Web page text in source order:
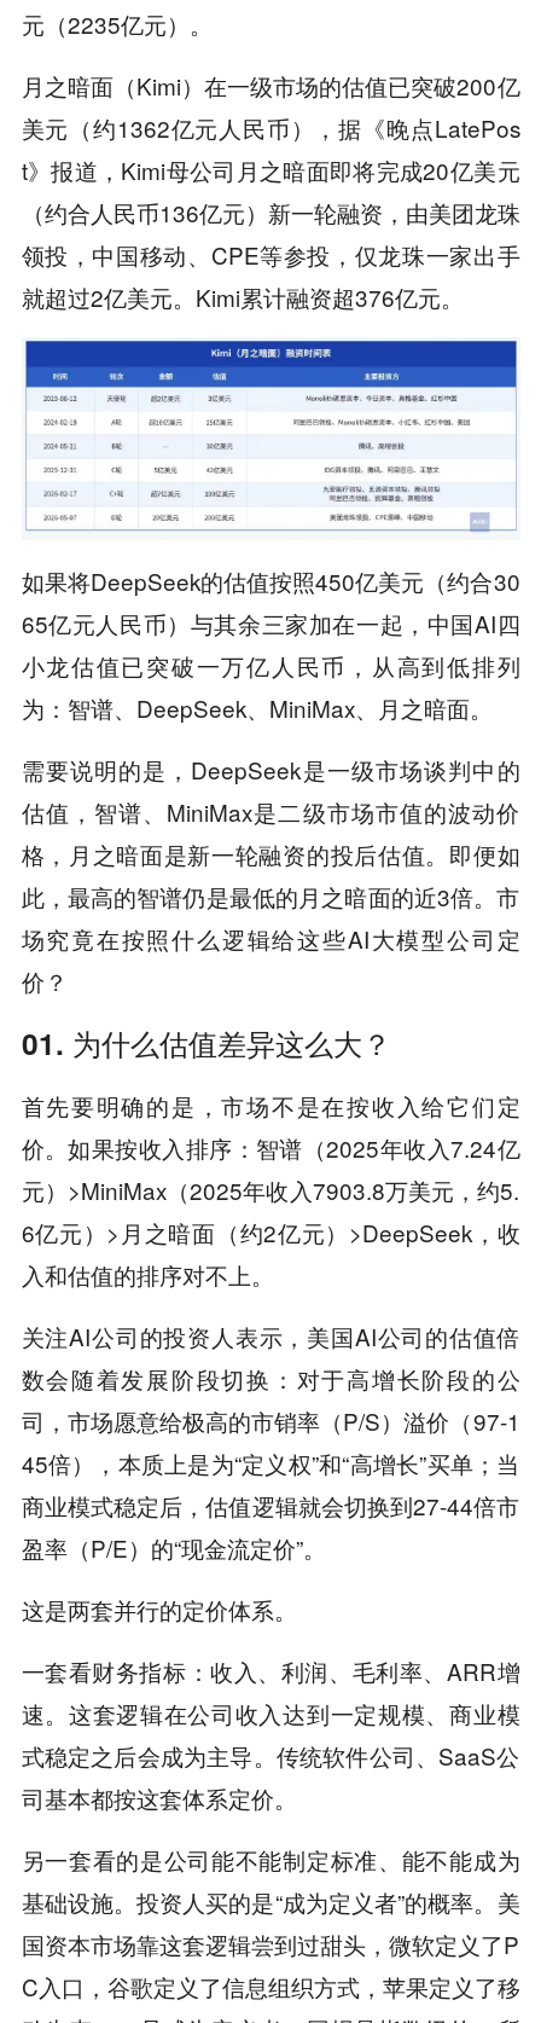
元（2235亿元）。
月之暗面（Kimi）在一级市场的估值已突破200亿
美元（约1362亿元人民币），据《晚点LatePos
t》报道，Kimi母公司月之暗面即将完成20亿美元
（约合人民币136亿元）新一轮融资，由美团龙珠
领投，中国移动、CPE等参投，仅龙珠一家出手
就超过2亿美元。Kimi累计融资超376亿元。
如果将DeepSeek的估值按照450亿美元（约合30
65亿元人民币）与其余三家加在一起，中国AI四
小龙估值已突破一万亿人民币，从高到低排列
为：智谱、DeepSeek、MiniMax、月之暗面。
需要说明的是，DeepSeek是一级市场谈判中的
估值，智谱、MiniMax是二级市场市值的波动价
格，月之暗面是新一轮融资的投后估值。即便如
此，最高的智谱仍是最低的月之暗面的近3倍。市
场究竟在按照什么逻辑给这些AI大模型公司定
价？
01. 为什么估值差异这么大？
首先要明确的是，市场不是在按收入给它们定
价。如果按收入排序：智谱（2025年收入7.24亿
元）>MiniMax（2025年收入7903.8万美元，约5.
6亿元）>月之暗面（约2亿元）>DeepSeek，收
入和估值的排序对不上。
关注AI公司的投资人表示，美国AI公司的估值倍
数会随着发展阶段切换：对于高增长阶段的公
司，市场愿意给极高的市销率（P/S）溢价（97-1
45倍），本质上是为“定义权”和“高增长”买单；当
商业模式稳定后，估值逻辑就会切换到27-44倍市
盈率（P/E）的“现金流定价”。
这是两套并行的定价体系。
一套看财务指标：收入、利润、毛利率、ARR增
速。这套逻辑在公司收入达到一定规模、商业模
式稳定之后会成为主导。传统软件公司、SaaS公
司基本都按这套体系定价。
另一套看的是公司能不能制定标准、能不能成为
基础设施。投资人买的是“成为定义者”的概率。美
国资本市场靠这套逻辑尝到过甜头，微软定义了P
C入口，谷歌定义了信息组织方式，苹果定义了移